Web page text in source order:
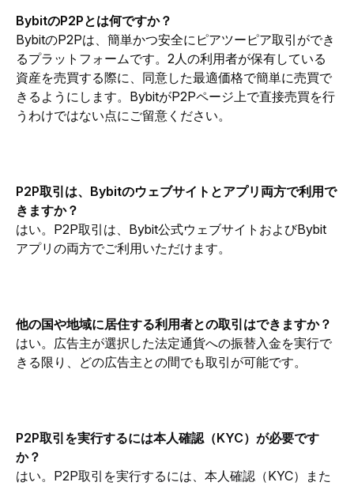
BybitのP2Pとは何ですか？
BybitのP2Pは、簡単かつ安全にピアツーピア取引ができ
るプラットフォームです。2人の利用者が保有している
資産を売買する際に、同意した最適価格で簡単に売買で
きるようにします。BybitがP2Pページ上で直接売買を行
うわけではない点にご留意ください。
P2P取引は、Bybitのウェブサイトとアプリ両方で利用で
きますか？
はい。P2P取引は、Bybit公式ウェブサイトおよびBybit
アプリの両方でご利用いただけます。
他の国や地域に居住する利用者との取引はできますか？
はい。広告主が選択した法定通貨への振替入金を実行で
きる限り、どの広告主との間でも取引が可能です。
P2P取引を実行するには本人確認（KYC）が必要です
か？
はい。P2P取引を実行するには、本人確認（KYC）また